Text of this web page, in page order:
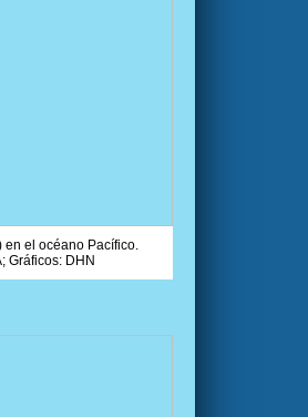
en el océano Pacífico.
Gráficos: DHN